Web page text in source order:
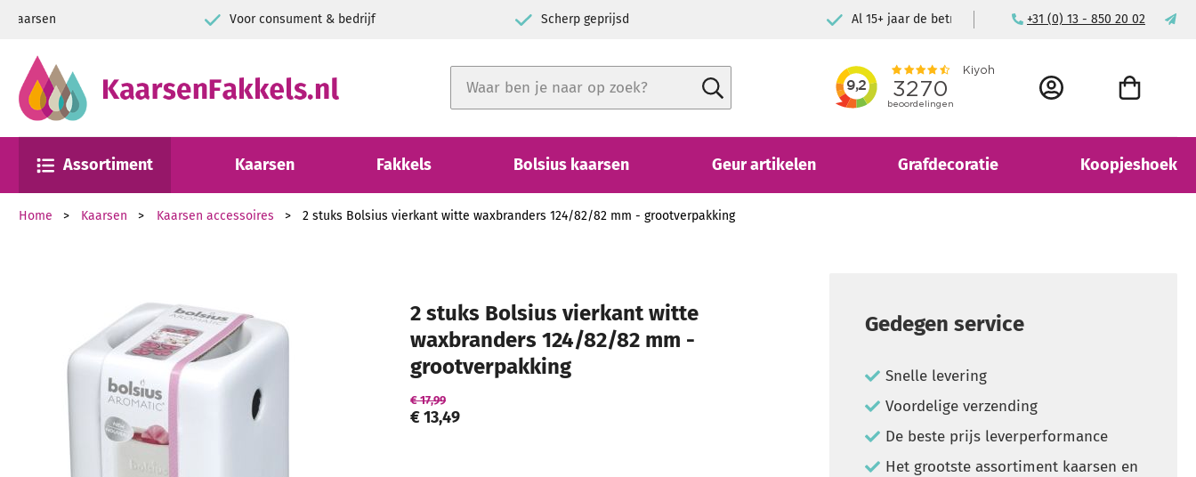
Zorgvuldig ingepakt 9+ Kiyoh klantbeoordeling Voor consument & bedrijf
+31 (0) 13 - 850 20 02
Close search
Zoek ACCOUNT
Assortiment Kaarsen Fakkels Bolsius kaarsen Geur artikelen Grafdecoratie Koopjeshoek
Home Kaarsen Kaarsen accessoires 2 stuks Bolsius vierkant witte waxbranders 124/82/82 mm - grootverpakking
Ga naar het einde van de afbeeldingen-gallerij
2 stuks Bolsius vierkant witte
waxbranders 124/82/82 mm -
grootverpakking
€ 13,49
€ 17,99
Gedegen service
Snelle levering
Voordelige verzending
De beste prijs leverperformance
Het grootste assortiment kaarsen en